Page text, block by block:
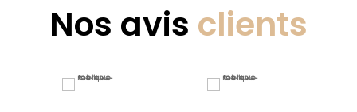
Nos avis clients